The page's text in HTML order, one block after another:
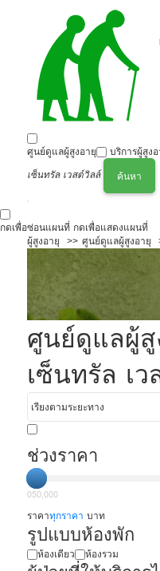
ศูนย์ดูแลผู้สูงอายุ บริการผู้สูง
เซ็นทรัล เวสต์วิลล์
ค้นหา
กดเพื่อซ่อนแผนที่ กดเพื่อแสดงแผนที่
ผู้สูงอายุ
ศูนย์ดูแลผู้สูงอายุ
ศูนย์ดูแลผู้สู
เซ็นทรัล เ
ช่วงราคา
050,000
ราคาทุกราคา บาท
รูปแบบห้องพัก
ห้องเดียว ห้องรวม